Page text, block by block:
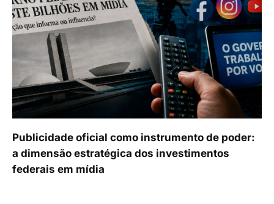
Publicidade oficial como instrumento de poder:
a dimensão estratégica dos investimentos
federais em mídia